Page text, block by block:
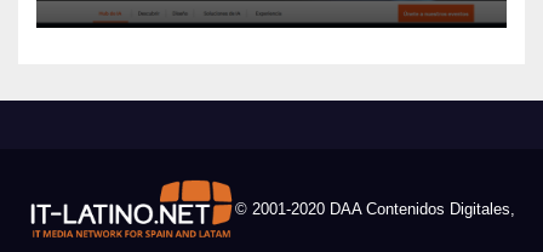
© 2001-2020 DAA Contenidos Digitales,